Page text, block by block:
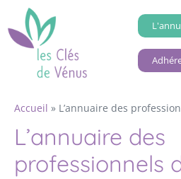
Accueil » L’annuaire des
L’annuaire des
professionnels